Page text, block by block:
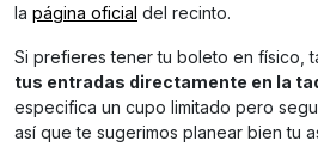
la página oficial del recinto.
Si prefieres tener tu boleto en físico,
tus entradas directamente en la
especifica un cupo limitado pero
así que te sugerimos planear bien tu